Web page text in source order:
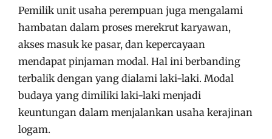
Pemilik unit usaha perempuan juga mengalami
hambatan dalam proses merekrut karyawan,
akses masuk ke pasar, dan kepercayaan
mendapat pinjaman modal. Hal ini berbanding
terbalik dengan yang dialami laki-laki. Modal
budaya yang dimiliki laki-laki menjadi
keuntungan dalam menjalankan usaha kerajinan
logam.